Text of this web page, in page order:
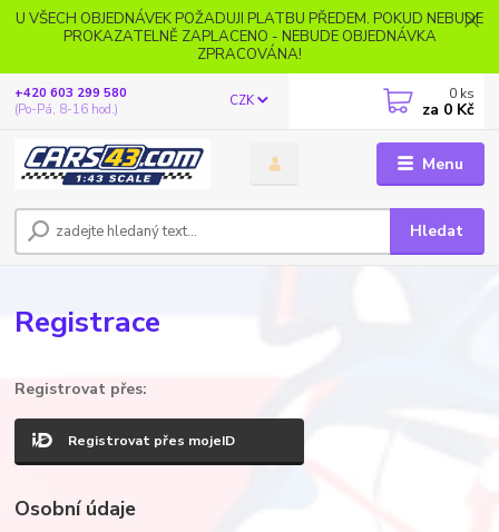
U VŠECH OBJEDNÁVEK POŽADUJI PLATBU PŘEDEM. POKUD NEBUDE
PROKAZATELNĚ ZAPLACENO - NEBUDE OBJEDNÁVKA
ZPRACOVÁNA!
Menu
CZK
Hledat
+420 603 299 580
(Po-Pá, 8-16 hod.)
0 ks
za 0 Kč
Registrace
Registrovat přes:
Registrovat přes mojeID
Osobní údaje